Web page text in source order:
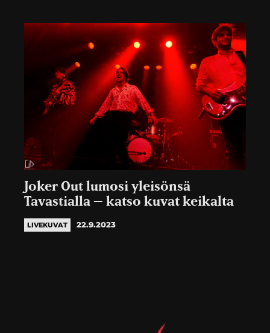
Joker Out lumosi yleisönsä
Tavastialla – katso kuvat keikalta
LIVEKUVAT 22.9.2023